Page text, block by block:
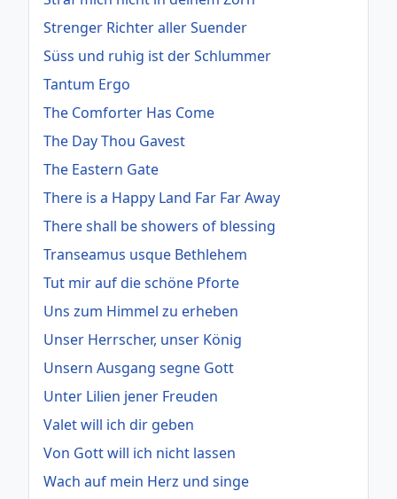
Strenger Richter aller Suender
Süss und ruhig ist der Schlummer
Tantum Ergo
The Comforter Has Come
The Day Thou Gavest
The Eastern Gate
There is a Happy Land Far Far Away
There shall be showers of blessing
Transeamus usque Bethlehem
Tut mir auf die schöne Pforte
Uns zum Himmel zu erheben
Unser Herrscher, unser König
Unsern Ausgang segne Gott
Unter Lilien jener Freuden
Valet will ich dir geben
Von Gott will ich nicht lassen
Wach auf mein Herz und singe